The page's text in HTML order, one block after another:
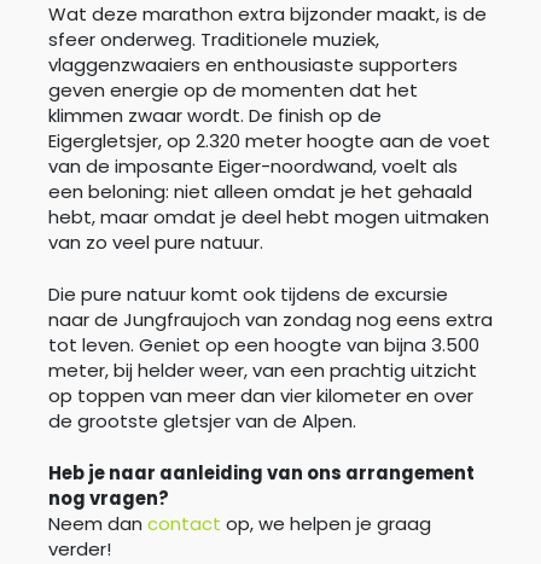
Wat deze marathon extra bijzonder maakt, is de
sfeer onderweg. Traditionele muziek,
vlaggenzwaaiers en enthousiaste supporters
geven energie op de momenten dat het
klimmen zwaar wordt. De finish op de
Eigergletsjer, op 2.320 meter hoogte aan de voet
van de imposante Eiger-noordwand, voelt als
een beloning: niet alleen omdat je het gehaald
hebt, maar omdat je deel hebt mogen uitmaken
van zo veel pure natuur.
Die pure natuur komt ook tijdens de excursie
naar de Jungfraujoch van zondag nog eens extra
tot leven. Geniet op een hoogte van bijna 3.500
meter, bij helder weer, van een prachtig uitzicht
op toppen van meer dan vier kilometer en over
de grootste gletsjer van de Alpen.
Heb je naar aanleiding van ons arrangement
nog vragen?
Neem dan contact op, we helpen je graag
verder!